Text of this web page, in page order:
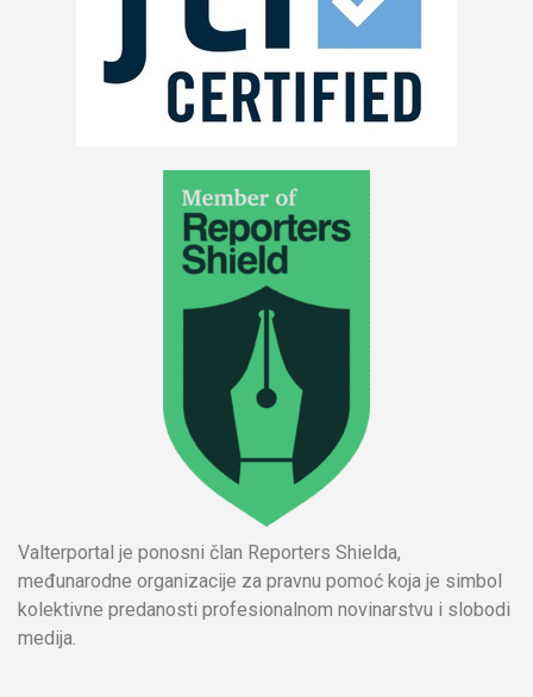
Valterportal je ponosni član Reporters Shielda,
međunarodne organizacije za pravnu pomoć koja je simbol
kolektivne predanosti profesionalnom novinarstvu i slobodi
medija.